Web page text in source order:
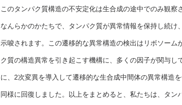
このタンパク質構造の不安定化は生合成の途中でのみ観
なんらかのかたちで、タンパク質が異常情報を保持し続
示唆されます。この遷移的な異常構造の検出はリボソー
ク質の構造異常を引き起こす機構に、多くの因子が関与
に、2次変異を導入して遷移的な生合成中間体の異常構造
同様に回復しました。以上をまとめると、私たちは、タ